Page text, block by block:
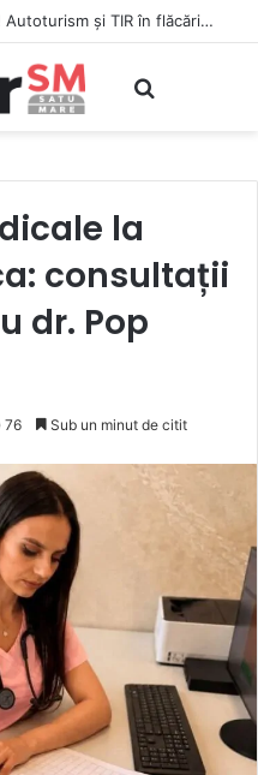
Accident rutier mortal în țară! Autoturism și TIR în flăcări, șofer carbonizat!
la
consultații
dr. Pop
76 Sub un minut de citit